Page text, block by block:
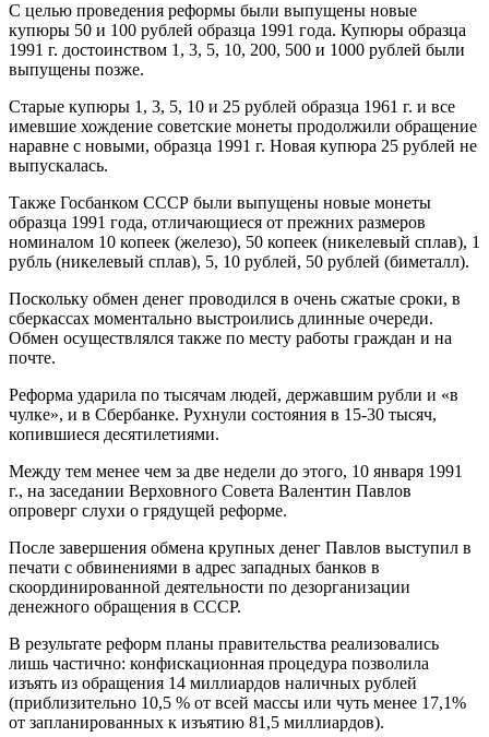
С целью проведения реформы были выпущены новые
купюры 50 и 100 рублей образца 1991 года. Купюры образца
1991 г. достоинством 1, 3, 5, 10, 200, 500 и 1000 рублей были
выпущены позже.
Старые купюры 1, 3, 5, 10 и 25 рублей образца 1961 г. и все
имевшие хождение советские монеты продолжили обращение
наравне с новыми, образца 1991 г. Новая купюра 25 рублей не
выпускалась.
Также Госбанком СССР были выпущены новые монеты
образца 1991 года, отличающиеся от прежних размеров
номиналом 10 копеек (железо), 50 копеек (никелевый сплав), 1
рубль (никелевый сплав), 5, 10 рублей, 50 рублей (биметалл).
Поскольку обмен денег проводился в очень сжатые сроки, в
сберкассах моментально выстроились длинные очереди.
Обмен осуществлялся также по месту работы граждан и на
почте.
Реформа ударила по тысячам людей, державшим рубли и «в
чулке», и в Сбербанке. Рухнули состояния в 15-30 тысяч,
копившиеся десятилетиями.
Между тем менее чем за две недели до этого, 10 января 1991
г., на заседании Верховного Совета Валентин Павлов
опроверг слухи о грядущей реформе.
После завершения обмена крупных денег Павлов выступил в
печати с обвинениями в адрес западных банков в
скоординированной деятельности по дезорганизации
денежного обращения в СССР.
В результате реформ планы правительства реализовались
лишь частично: конфискационная процедура позволила
изъять из обращения 14 миллиардов наличных рублей
(приблизительно 10,5 % от всей массы или чуть менее 17,1%
от запланированных к изъятию 81,5 миллиардов).